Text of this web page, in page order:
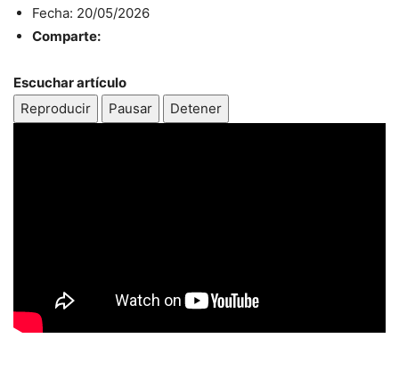
Fecha: 20/05/2026
Comparte:
Escuchar artículo
Reproducir
Pausar Detener